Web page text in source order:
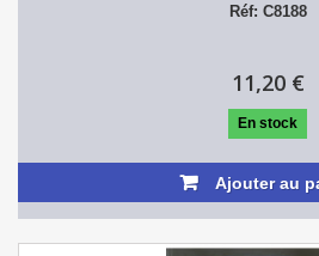
Réf: C8188
11,20 €
En stock
Ajouter au